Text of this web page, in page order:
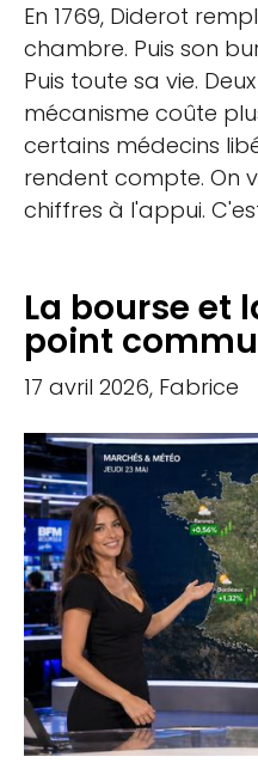
En 1769, Diderot
chambre. Puis son
Puis toute sa vie.
mécanisme coûte
certains médecins
rendent compte. On
chiffres à l'appui.
La bourse et
point
17 avril 2026, Fabrice